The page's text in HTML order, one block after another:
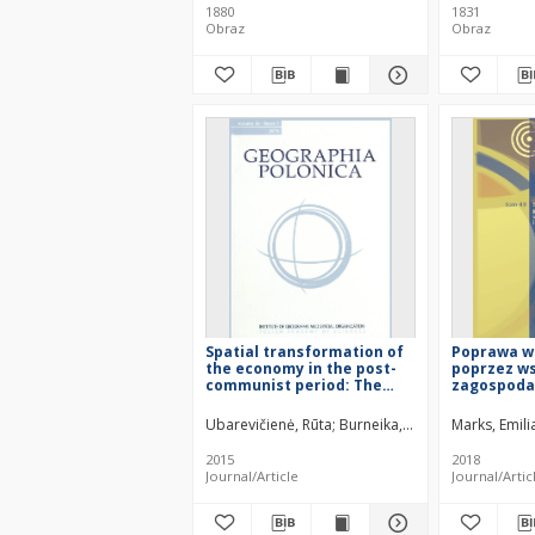
1880
Obraz
1831
Obraz
Spatial transformation of
the economy in the post-
communist period: The
region
Ubarevičienė, Rūta Burneika, Donatas
2015
Journal/Article
Poprawa
poprzez
Wejsuny =
rural
Marks,
2018
Journal/